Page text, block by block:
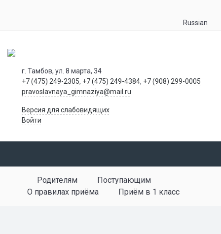
Russian
г. Тамбов, ул. 8 марта, 34
+7 (475) 249-2305, +7 (475) 249-4384, +7 (908) 299-0005
pravoslavnaya_gimnaziya@mail.ru
Версия для слабовидящих
Войти
Родителям
Поступающим
О правилах приёма
Приём в 1 класс